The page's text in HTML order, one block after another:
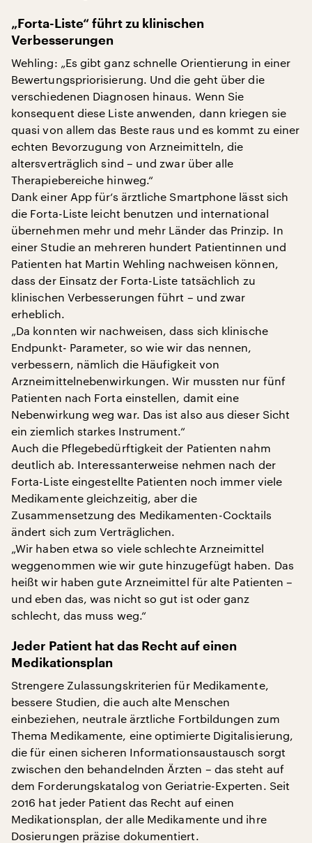
„Forta-Liste“ führt zu klinischen
Verbesserungen
Wehling: „Es gibt ganz schnelle Orientierung in einer
Bewertungspriorisierung. Und die geht über die
verschiedenen Diagnosen hinaus. Wenn Sie
konsequent diese Liste anwenden, dann kriegen sie
quasi von allem das Beste raus und es kommt zu einer
echten Bevorzugung von Arzneimitteln, die
altersverträglich sind – und zwar über alle
Therapiebereiche hinweg.“
Dank einer App für‘s ärztliche Smartphone lässt sich
die Forta-Liste leicht benutzen und international
übernehmen mehr und mehr Länder das Prinzip. In
einer Studie an mehreren hundert Patientinnen und
Patienten hat Martin Wehling nachweisen können,
dass der Einsatz der Forta-Liste tatsächlich zu
klinischen Verbesserungen führt – und zwar
erheblich.
„Da konnten wir nachweisen, dass sich klinische
Endpunkt- Parameter, so wie wir das nennen,
verbessern, nämlich die Häufigkeit von
Arzneimittelnebenwirkungen. Wir mussten nur fünf
Patienten nach Forta einstellen, damit eine
Nebenwirkung weg war. Das ist also aus dieser Sicht
ein ziemlich starkes Instrument.“
Auch die Pflegebedürftigkeit der Patienten nahm
deutlich ab. Interessanterweise nehmen nach der
Forta-Liste eingestellte Patienten noch immer viele
Medikamente gleichzeitig, aber die
Zusammensetzung des Medikamenten-Cocktails
ändert sich zum Verträglichen.
„Wir haben etwa so viele schlechte Arzneimittel
weggenommen wie wir gute hinzugefügt haben. Das
heißt wir haben gute Arzneimittel für alte Patienten –
und eben das, was nicht so gut ist oder ganz
schlecht, das muss weg.“
Jeder Patient hat das Recht auf einen
Medikationsplan
Strengere Zulassungskriterien für Medikamente,
bessere Studien, die auch alte Menschen
einbeziehen, neutrale ärztliche Fortbildungen zum
Thema Medikamente, eine optimierte Digitalisierung,
die für einen sicheren Informationsaustausch sorgt
zwischen den behandelnden Ärzten – das steht auf
dem Forderungskatalog von Geriatrie-Experten. Seit
2016 hat jeder Patient das Recht auf einen
Medikationsplan, der alle Medikamente und ihre
Dosierungen präzise dokumentiert.